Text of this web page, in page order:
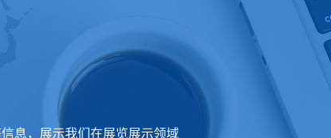
息，展示我们在展览展示领域